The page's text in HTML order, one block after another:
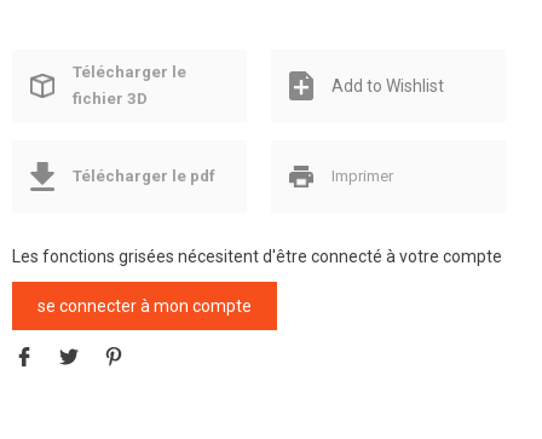
Télécharger le
fichier 3D
Add to Wishlist
Télécharger le pdf Imprimer
Les fonctions grisées nécesitent d'être connecté à votre compte
se connecter à mon compte